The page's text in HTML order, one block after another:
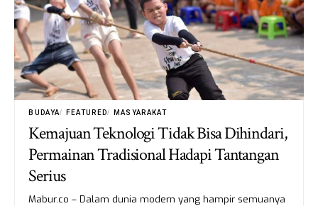
BUDAYA FEATURED MASYARAKAT
Kemajuan Teknologi Tidak Bisa Dihindari,
Permainan Tradisional Hadapi Tantangan
Serius
Mabur.co – Dalam dunia modern yang hampir semuanya